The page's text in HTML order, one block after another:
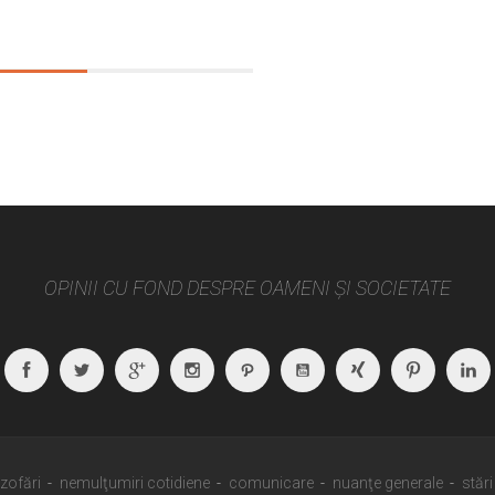
OPINII CU FOND DESPRE OAMENI ȘI SOCIETATE
FacebookTwitterGoogle
Plus
Instagram
Path YoutubeXing Pinterest
nemulţumiri cotidiene comunicare nuanţe generale